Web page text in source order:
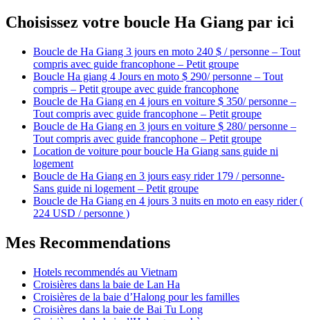
Choisissez votre boucle Ha Giang par ici
Boucle de Ha Giang 3 jours en moto 240 $ / personne – Tout
compris avec guide francophone – Petit groupe
Boucle Ha giang 4 Jours en moto $ 290/ personne – Tout
compris – Petit groupe avec guide francophone
Boucle de Ha Giang en 4 jours en voiture $ 350/ personne –
Tout compris avec guide francophone – Petit groupe
Boucle de Ha Giang en 3 jours en voiture $ 280/ personne –
Tout compris avec guide francophone – Petit groupe
Location de voiture pour boucle Ha Giang sans guide ni
logement
Boucle de Ha Giang en 3 jours easy rider 179 / personne-
Sans guide ni logement – Petit groupe
Boucle de Ha Giang en 4 jours 3 nuits en moto en easy rider (
224 USD / personne )
Mes Recommendations
Hotels recommendés au Vietnam
Croisières dans la baie de Lan Ha
Croisières de la baie d’Halong pour les familles
Croisières dans la baie de Bai Tu Long